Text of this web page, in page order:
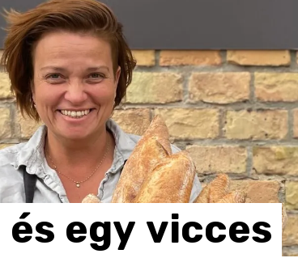
és egy vicces